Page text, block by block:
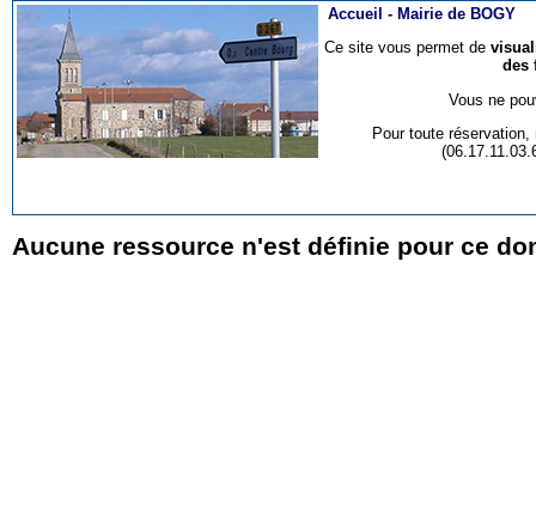
Accueil - Mairie de BOGY
Ce site vous permet de
des
Vous ne
Pour toute
Aucune ressource n'est définie pour ce